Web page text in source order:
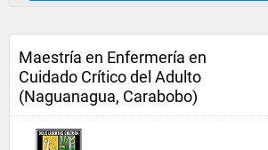
Maestría en Enfermería en
Cuidado Crítico del Adulto
(Naguanagua, Carabobo)